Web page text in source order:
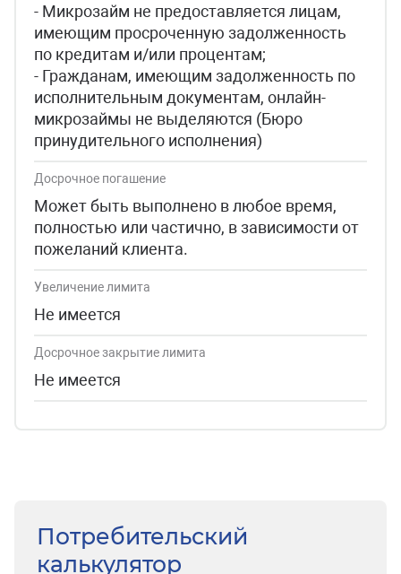
- Микрозайм не предоставляется лицам,
имеющим просроченную задолженность
по кредитам и/или процентам;
- Гражданам, имеющим задолженность по
исполнительным документам, онлайн-
микрозаймы не выделяются (Бюро
принудительного исполнения)
Досрочное погашение
Может быть выполнено в любое время,
полностью или частично, в зависимости от
пожеланий клиента.
Увеличение лимита
Не имеется
Досрочное закрытие лимита
Не имеется
Потребительский
калькулятор